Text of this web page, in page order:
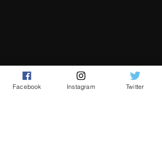
Facebook Instagram Twitter